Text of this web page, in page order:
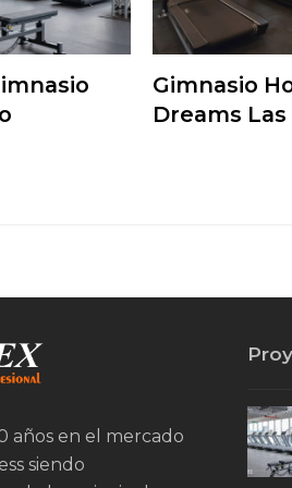
Gimnasio
Dreams
años en el mercado
siendo